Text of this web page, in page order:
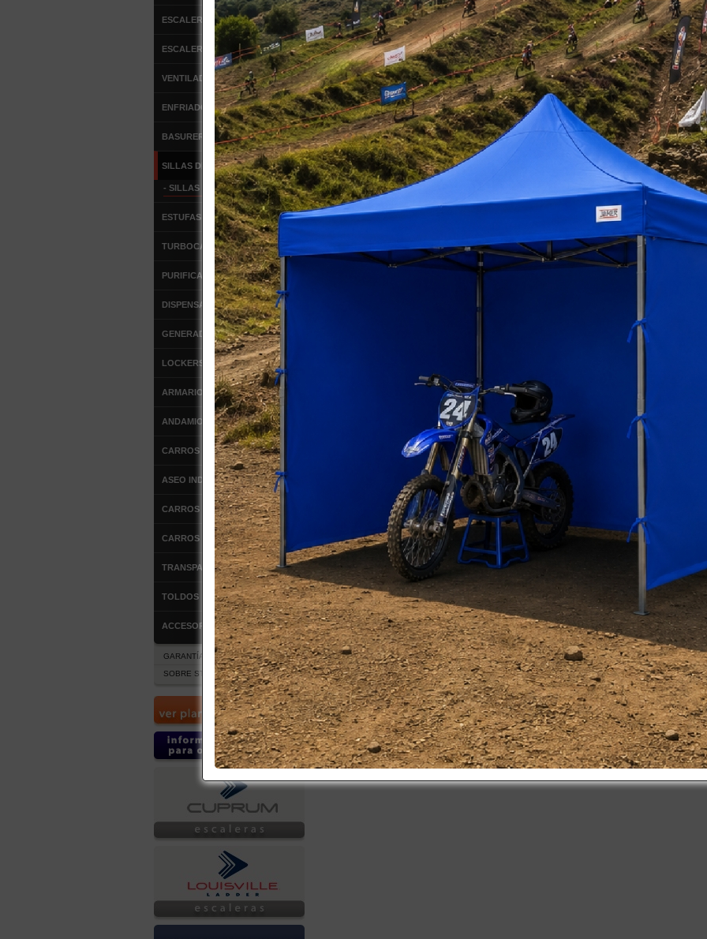
ESCALERA DE ATICO
ESCALERAS TIPO AVION
VENTILADORES
ENFRIADOR DE AIRE
BASUREROS
SILLAS DE OFICINA
- SILLAS DE ESCRITORIO
ESTUFAS DE PATIO
TURBOCALEFACTORES
PURIFICADORES DE AIRE
DISPENSADORES
GENERADORES DE OZONO
LOCKERS METALICOS
ARMARIOS METALICOS
ANDAMIOS
CARROS DE SERVICIO
ASEO INDUSTRIAL
CARROS DE ALUMINIO
CARROS DE ACERO
TRANSPALETAS MANUALES
TOLDOS
ACCESORIOS
GARANTÍA Y POST VENTA
SOBRE STOCK DE PRODUCTOS
*imagen referencial
Más Imágenes
GARANTIA
Garantia 6 Meses
DESPACHO
Garantía y Post
STOCK
A Pedido
MARCA
Descargar Ficha
DETALLE DE SILLA VISITA OFICINA BASE METALICA TECNOPLUS
El material de malla es nailon, con buena transpirabilidad y fuerza para un excelente apoyo a la
DIMENSIÓN DE CAJA: 57×56.5×56.5cm
MÁS INFORMACIÓN Y DESCARGAS DE ARCHIVOS
DESCARGAR FICHA TÉCNICA